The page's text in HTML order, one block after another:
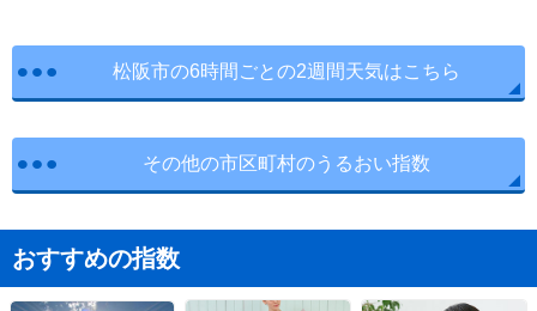
松阪市の6時間ごとの2週間天気はこちら
その他の市区町村のうるおい指数
おすすめの指数